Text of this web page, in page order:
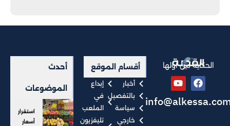
الحكاية من أولها أقسام الموقع
أخبار
بالتفصيل
سياسة
خارجي
إبداع
في
الملعب
تليفزيون
أحدث
الموضوعات
استقرار
أسعار